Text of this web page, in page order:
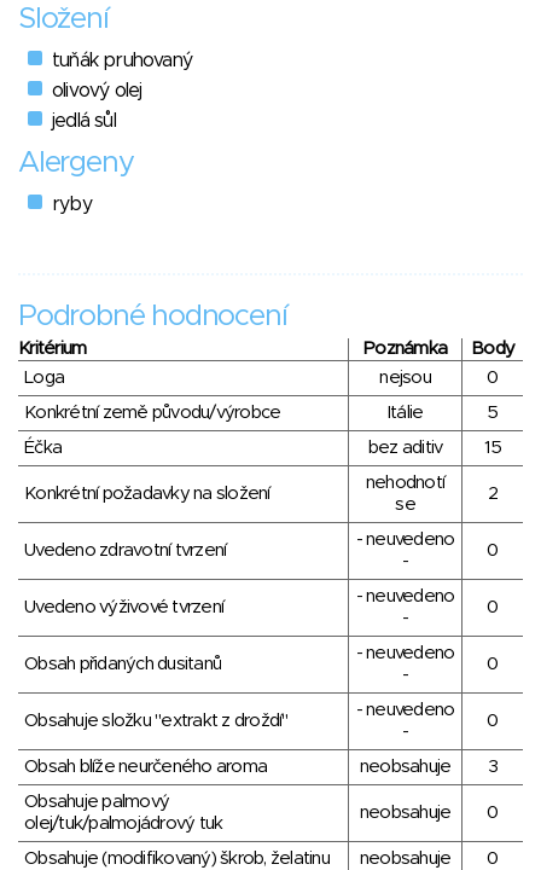
Složení
tuňák pruhovaný
olivový olej
jedlá sůl
Alergeny
ryby
Podrobné hodnocení
Kritérium Poznámka
Body
Loga
nejsou
0
Konkrétní země původu/výrobce
Itálie
5
Éčka
bez aditiv 15
Konkrétní požadavky na složení
nehodnotí
se
2
Uvedeno zdravotní tvrzení
- neuvedeno
-
0
Uvedeno výživové tvrzení
- neuvedeno
-
0
Obsah přidaných dusitanů
- neuvedeno
-
0
Obsahuje složku "extrakt z droždí"
- neuvedeno
-
0
Obsah blíže neurčeného aroma neobsahuje
3
Obsahuje palmový
olej/tuk/palmojádrový tuk
neobsahuje 0
Obsahuje (modifikovaný) škrob, želatinu neobsahuje 0